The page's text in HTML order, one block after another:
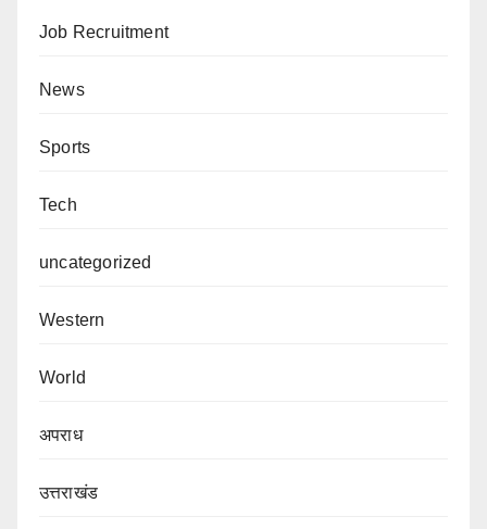
Job Recruitment
News
Sports
Tech
uncategorized
Western
World
अपराध
उत्तराखंड